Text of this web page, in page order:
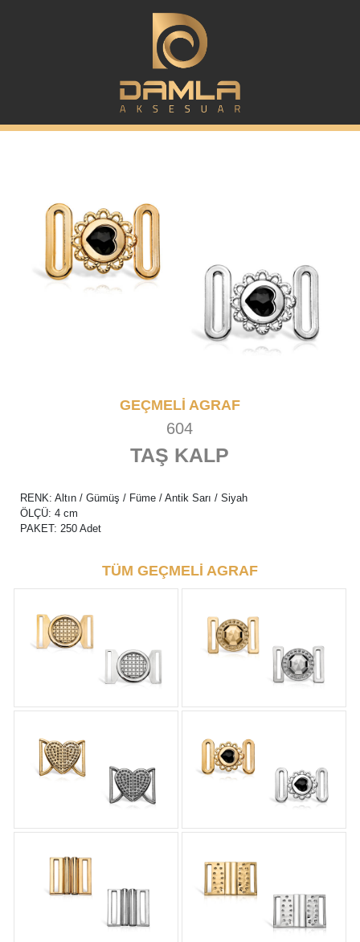
GEÇMELİ AGRAF
604
TAŞ KALP
RENK: Altın / Gümüş / Füme / Antik Sarı / Siyah
ÖLÇÜ: 4 cm
PAKET: 250 Adet
TÜM GEÇMELİ AGRAF